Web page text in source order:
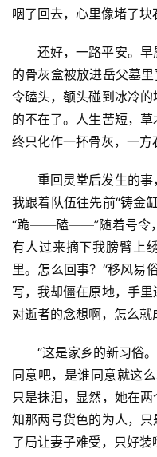
咽了回去，心里像堵了块
还好，一路平安。
的骨灰盒被放进岳父墓
令磕头，额头碰到冰冷
的不在了。人生苦短，
终只化作一抔骨灰，一方
重回灵堂后发生的
我跟着队伍往先前“铸金
“跪——磕——”随着号令，
有人过来摘下我膀臂上
里。怎么回事？“移风易
写，我却僵在原地，手
对逝者的念想啊，怎么就
“这是家乡的新习俗
同意吧，是谁同意就这
只是抺泪，显然，她在
知那两号货色的为人，
了局让妻子难受，只好装